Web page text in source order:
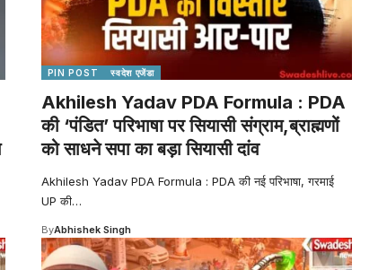
PIN POST स्वदेश एजेंडा
Akhilesh Yadav PDA Formula : PDA
की ‘पंडित’ परिभाषा पर सियासी संग्राम,ब्राह्मणों
को साधने सपा का बड़ा सियासी दांव
Akhilesh Yadav PDA Formula : PDA की नई परिभाषा, गरमाई
UP की…
ByAbhishek Singh